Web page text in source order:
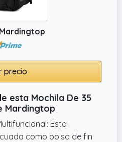
actividad favorita.
precio
esta Mochila De 35
Mardingtop
Esta
como bolsa de fin